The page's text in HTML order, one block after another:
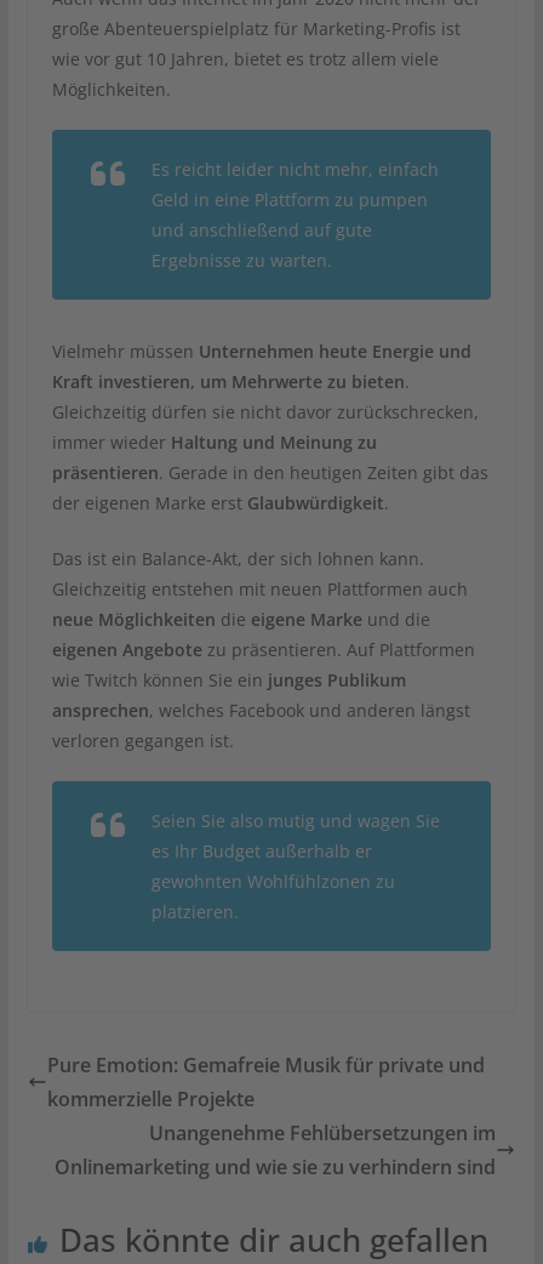
große Abenteuerspielplatz für Marketing-Profis ist
wie vor gut 10 Jahren, bietet es trotz allem viele
Möglichkeiten.
Es reicht leider nicht mehr, einfach
Geld in eine Plattform zu pumpen
und anschließend auf gute
Ergebnisse zu warten.
Vielmehr müssen Unternehmen heute Energie und
Kraft investieren, um Mehrwerte zu bieten.
Gleichzeitig dürfen sie nicht davor zurückschrecken,
immer wieder Haltung und Meinung zu
präsentieren. Gerade in den heutigen Zeiten gibt das
der eigenen Marke erst Glaubwürdigkeit.
Das ist ein Balance-Akt, der sich lohnen kann.
Gleichzeitig entstehen mit neuen Plattformen auch
neue Möglichkeiten die eigene Markeund die
eigenen Angebotezu präsentieren. Auf Plattformen
wie Twitch können Sie ein junges Publikum
ansprechen, welches Facebook und anderen längst
verloren gegangen ist.
Seien Sie also mutig und wagen Sie
es Ihr Budget außerhalb er
gewohnten Wohlfühlzonen zu
platzieren.
Pure Emotion: Gemafreie Musik für private und
kommerzielle Projekte
Unangenehme Fehlübersetzungen im
Onlinemarketing und wie sie zu verhindern sind
Das könnte dir auch gefallen